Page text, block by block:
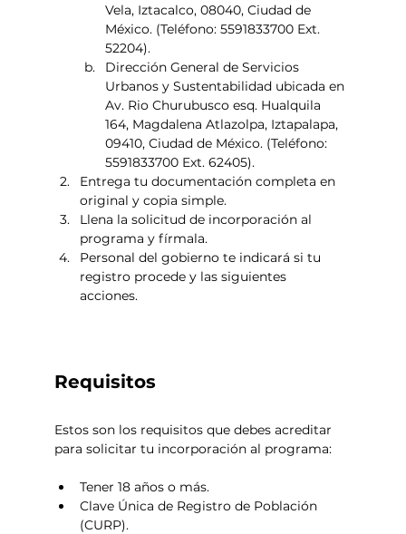
Vela, Iztacalco, 08040, Ciudad de
México. (Teléfono: 5591833700 Ext.
52204).
Dirección General de Servicios
Urbanos y Sustentabilidad ubicada en
Av. Rio Churubusco esq. Hualquila
164, Magdalena Atlazolpa, Iztapalapa,
09410, Ciudad de México. (Teléfono:
5591833700 Ext. 62405).
Entrega tu documentación completa en
original y copia simple.
Llena la solicitud de incorporación al
programa y fírmala.
Personal del gobierno te indicará si tu
registro procede y las siguientes
acciones.
Requisitos
Estos son los requisitos que debes acreditar
para solicitar tu incorporación al programa:
Tener 18 años o más.
Clave Única de Registro de Población
(CURP).